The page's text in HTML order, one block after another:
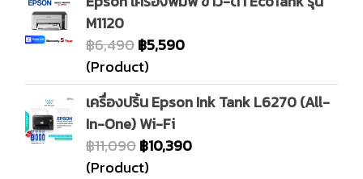
M1120
฿6,490฿5,590
(Product)
เครื่องปริ้น Epson Ink Tank L6270 (All-
In-One) Wi-Fi
฿11,090฿10,390
(Product)